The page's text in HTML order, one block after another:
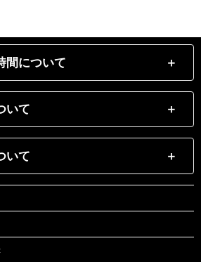
間について
いて
いて